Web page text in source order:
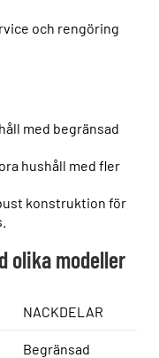
och rengöring
med begränsad
hushåll med fler
konstruktion för
olika modeller
NACKDELAR
Begränsad